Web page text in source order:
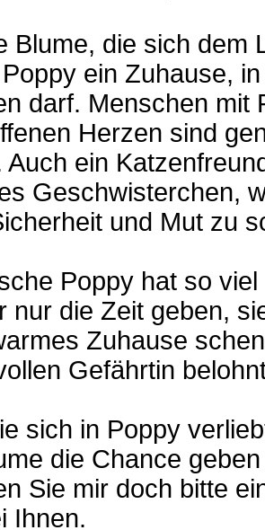
Blume, die sich dem
ein Zuhause,
darf. Menschen mit
Herzen sind
Auch ein
Geschwisterchen,
und Mut zu
Poppy hat so
nur die Zeit geben,
Zuhause
Gefährtin
sich in Poppy
die Chance
Sie mir doch bitte
Ihnen.